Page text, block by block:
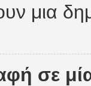
μια
σε